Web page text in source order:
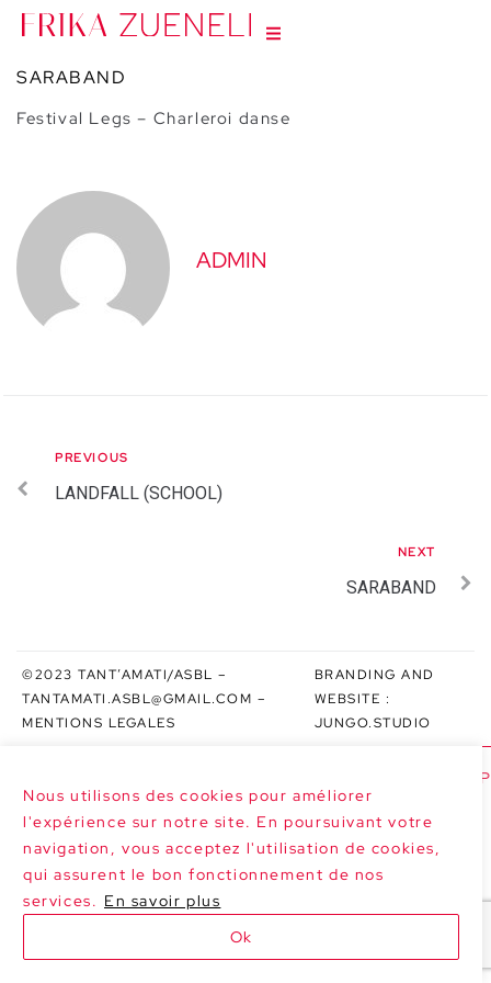
Nous utilisons des cookies pour améliorer
l'expérience sur notre site. En poursuivant votre
navigation, vous acceptez l'utilisation de cookies,
qui assurent le bon fonctionnement de nos
services. En savoir plus
Ok
SARABAND
Festival Legs – Charleroi danse
ADMIN
PREVIOUS
LANDFALL (SCHOOL)
NEXT
SARABAND
©2023 TANT’AMATI/ASBL –
TANTAMATI.ASBL@GMAIL.COM –
MENTIONS LEGALES
BRANDING AND
WEBSITE :
JUNGO.STUDIO
>>> NEXT DATES : LE MARGHERITE